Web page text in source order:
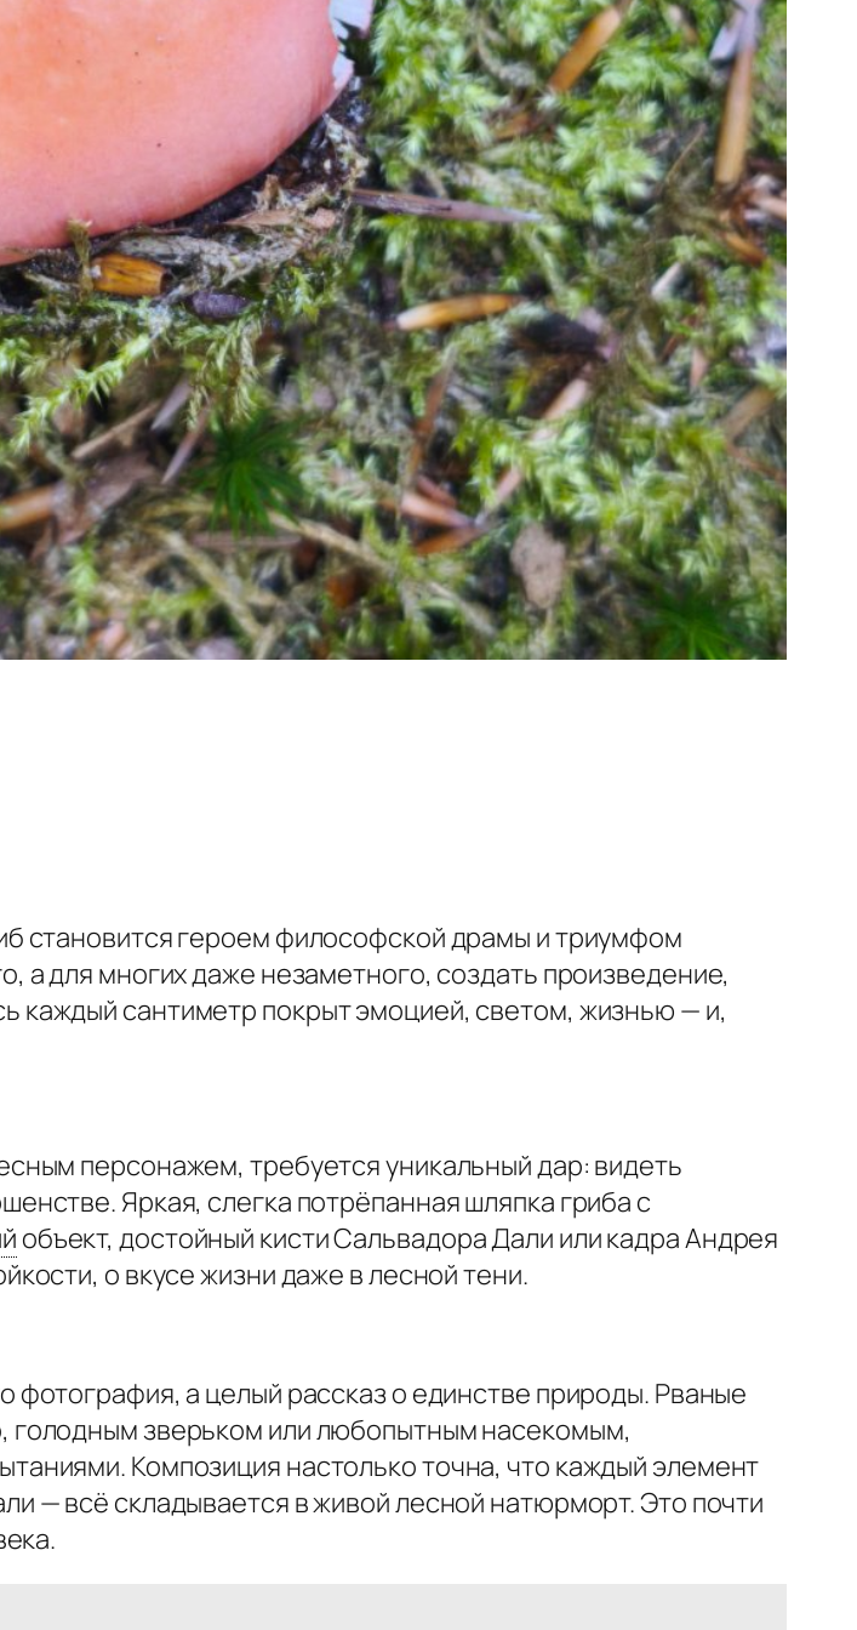
становится героем философской драмы и триумфом
а для многих даже незаметного, создать произведение,
каждый сантиметр покрыт эмоцией, светом, жизнью — и,
персонажем, требуется уникальный дар: видеть
Яркая, слегка потрёпанная шляпка гриба с
объект, достойный кисти Сальвадора Дали или кадра Андрея
о вкусе жизни даже в лесной тени.
а целый рассказ о единстве природы. Рваные
зверьком или любопытным насекомым,
Композиция настолько точна, что каждый элемент
— всё складывается в живой лесной натюрморт. Это почти